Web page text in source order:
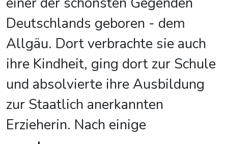
Deutschlands geboren - dem
Allgäu. Dort verbrachte sie auch
ihre Kindheit, ging dort zur Schule
und absolvierte ihre Ausbildung
zur Staatlich anerkannten
Erzieherin. Nach einige